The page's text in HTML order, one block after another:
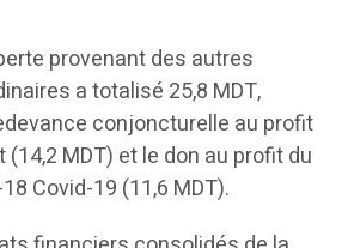
provenant des autres
a totalisé 25,8 MDT,
conjoncturelle au profit
(14,2 MDT) et le don au profit du
Covid-19 (11,6 MDT).